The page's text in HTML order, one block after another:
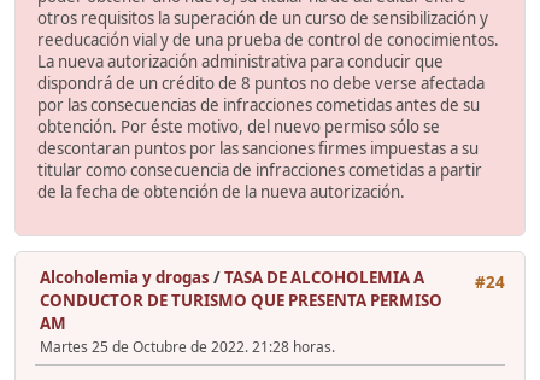
otros requisitos la superación de un curso de sensibilización y
reeducación vial y de una prueba de control de conocimientos.
La nueva autorización administrativa para conducir que
dispondrá de un crédito de 8 puntos no debe verse afectada
por las consecuencias de infracciones cometidas antes de su
obtención. Por éste motivo, del nuevo permiso sólo se
descontaran puntos por las sanciones firmes impuestas a su
titular como consecuencia de infracciones cometidas a partir
de la fecha de obtención de la nueva autorización.
#24
Alcoholemia y drogas /TASA DE ALCOHOLEMIA A
CONDUCTOR DE TURISMO QUE PRESENTA PERMISO
AM
Martes 25 de Octubre de 2022. 21:28 horas.